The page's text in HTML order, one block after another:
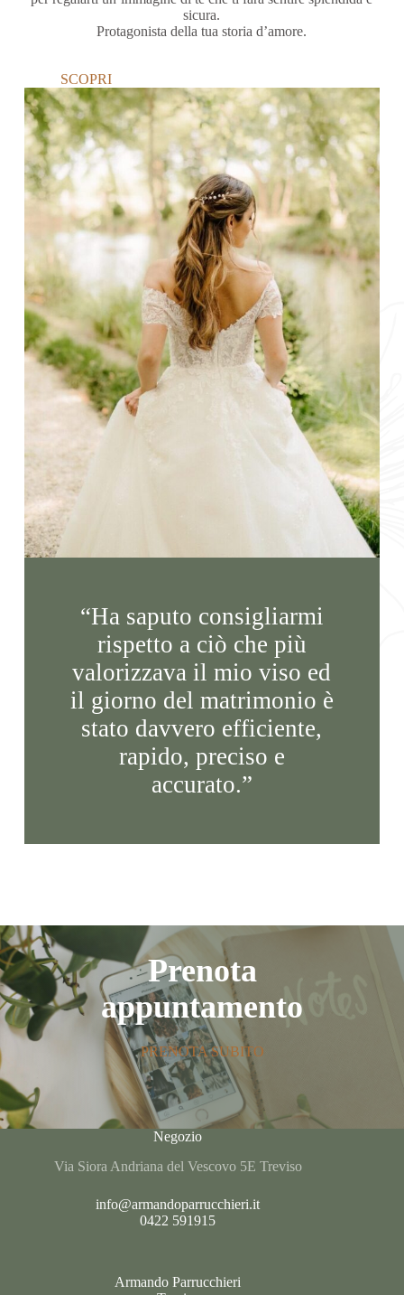
sicura.
Protagonista della tua storia d’amore.
SCOPRI
“Ha saputo consigliarmi
rispetto a ciò che più
valorizzava il mio viso ed
il giorno del matrimonio è
stato davvero efficiente,
rapido, preciso e
accurato.”
Prenota
appuntamento
PRENOTA SUBITO
Negozio
Via Siora Andriana del Vescovo 5E Treviso
info@armandoparrucchieri.it
0422 591915
Armando Parrucchieri